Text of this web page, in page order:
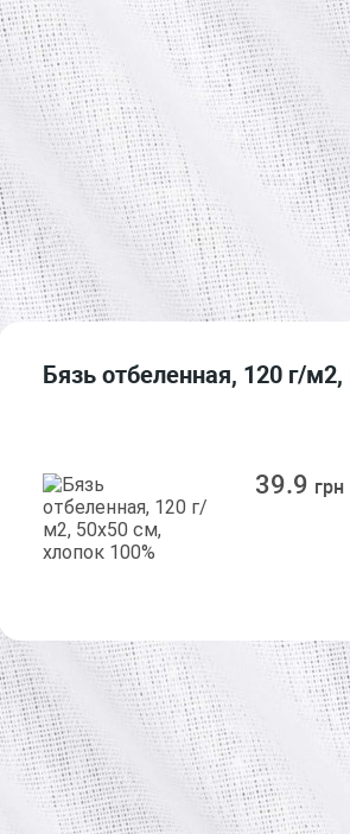
Обмен и возврат
Быстрая отправка
Гарантия и надежность
Бязь отбеленная, 120 г/
39.9 грн